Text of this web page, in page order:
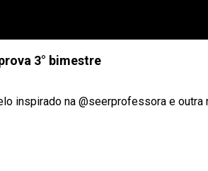
3° bimestre
inspirado na @seerprofessora e outra